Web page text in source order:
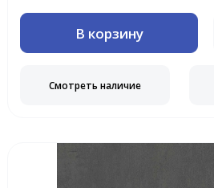
В корзину
Смотреть наличие